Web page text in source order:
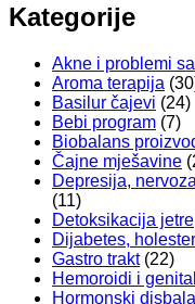
Kategorije
Akne i problemi
Aroma terapija
Basilur čajevi (24)
Bebi program (7)
Biobalans
Čajne mješavine
Depresija,
(11)
Detoksikacija
Dijabetes,
Gastro trakt (22)
Hemoroidi i
Hormonski